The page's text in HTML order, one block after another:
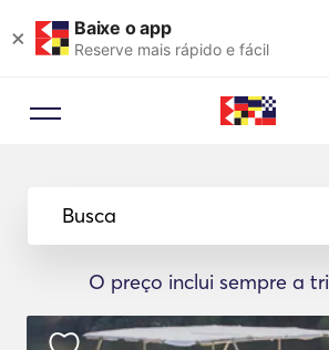
× Baixe o app
Reserve mais rápido e fácil
Busca
O preço inclui sempre a